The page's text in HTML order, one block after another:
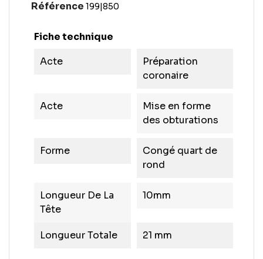
Référence 199|850
Fiche technique
Acte
Préparation
coronaire
Acte
Mise en forme
des obturations
Forme
Congé quart de
rond
Longueur De La
Tête
10mm
Longueur Totale 21 mm